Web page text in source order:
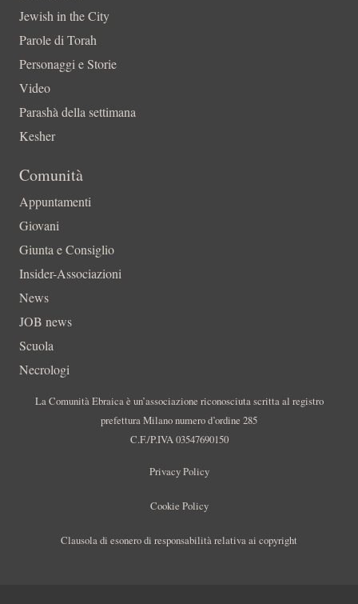
Jewish in the City
Parole di Torah
Personaggi e Storie
Video
Parashà della settimana
Kesher
Comunità
Appuntamenti
Giovani
Giunta e Consiglio
Insider-Associazioni
News
JOB news
Scuola
Necrologi
La Comunità Ebraica è un’associazione riconosciuta scritta al registro
prefettura Milano numero d’ordine 285
C.F./P.IVA 03547690150
Privacy Policy
Cookie Policy
Clausola di esonero di responsabilità relativa ai copyright